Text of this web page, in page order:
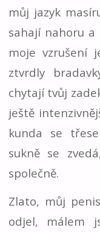
můj jazyk
sahají nahoru a
moje vzrušení
ztvrdly
chytají tvůj
ještě
kunda se
sukně se
společně.
Zlato, můj
odjel, málem